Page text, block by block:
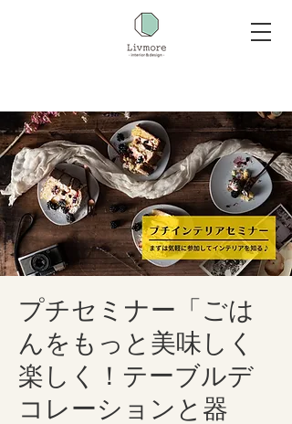
プチセミナー「ごは
んをもっと美味しく
楽しく！テーブルデ
コレーションと器